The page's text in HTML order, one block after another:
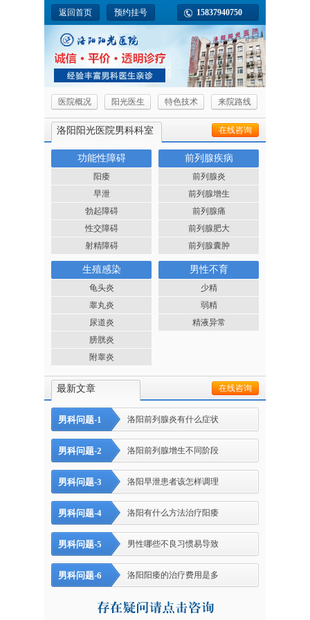
返回首页 预约挂号 15837940750
医院概况 阳光医生 特色技术 来院路线
洛阳阳光医院男科科室 在线咨询
功能性障碍
阳痿
早泄
勃起障碍
性交障碍
射精障碍
前列腺疾病
前列腺炎
前列腺增生
前列腺痛
前列腺肥大
前列腺囊肿
生殖感染
龟头炎
睾丸炎
尿道炎
膀胱炎
附睾炎
男性不育
少精
弱精
精液异常
最新文章 在线咨询
男科问题-1 洛阳前列腺炎有什么症状
男科问题-2 洛阳前列腺增生不同阶段
男科问题-3 洛阳早泄患者该怎样调理
男科问题-4 洛阳有什么方法治疗阳痿
男科问题-5 男性哪些不良习惯易导致
男科问题-6 洛阳阳痿的治疗费用是多